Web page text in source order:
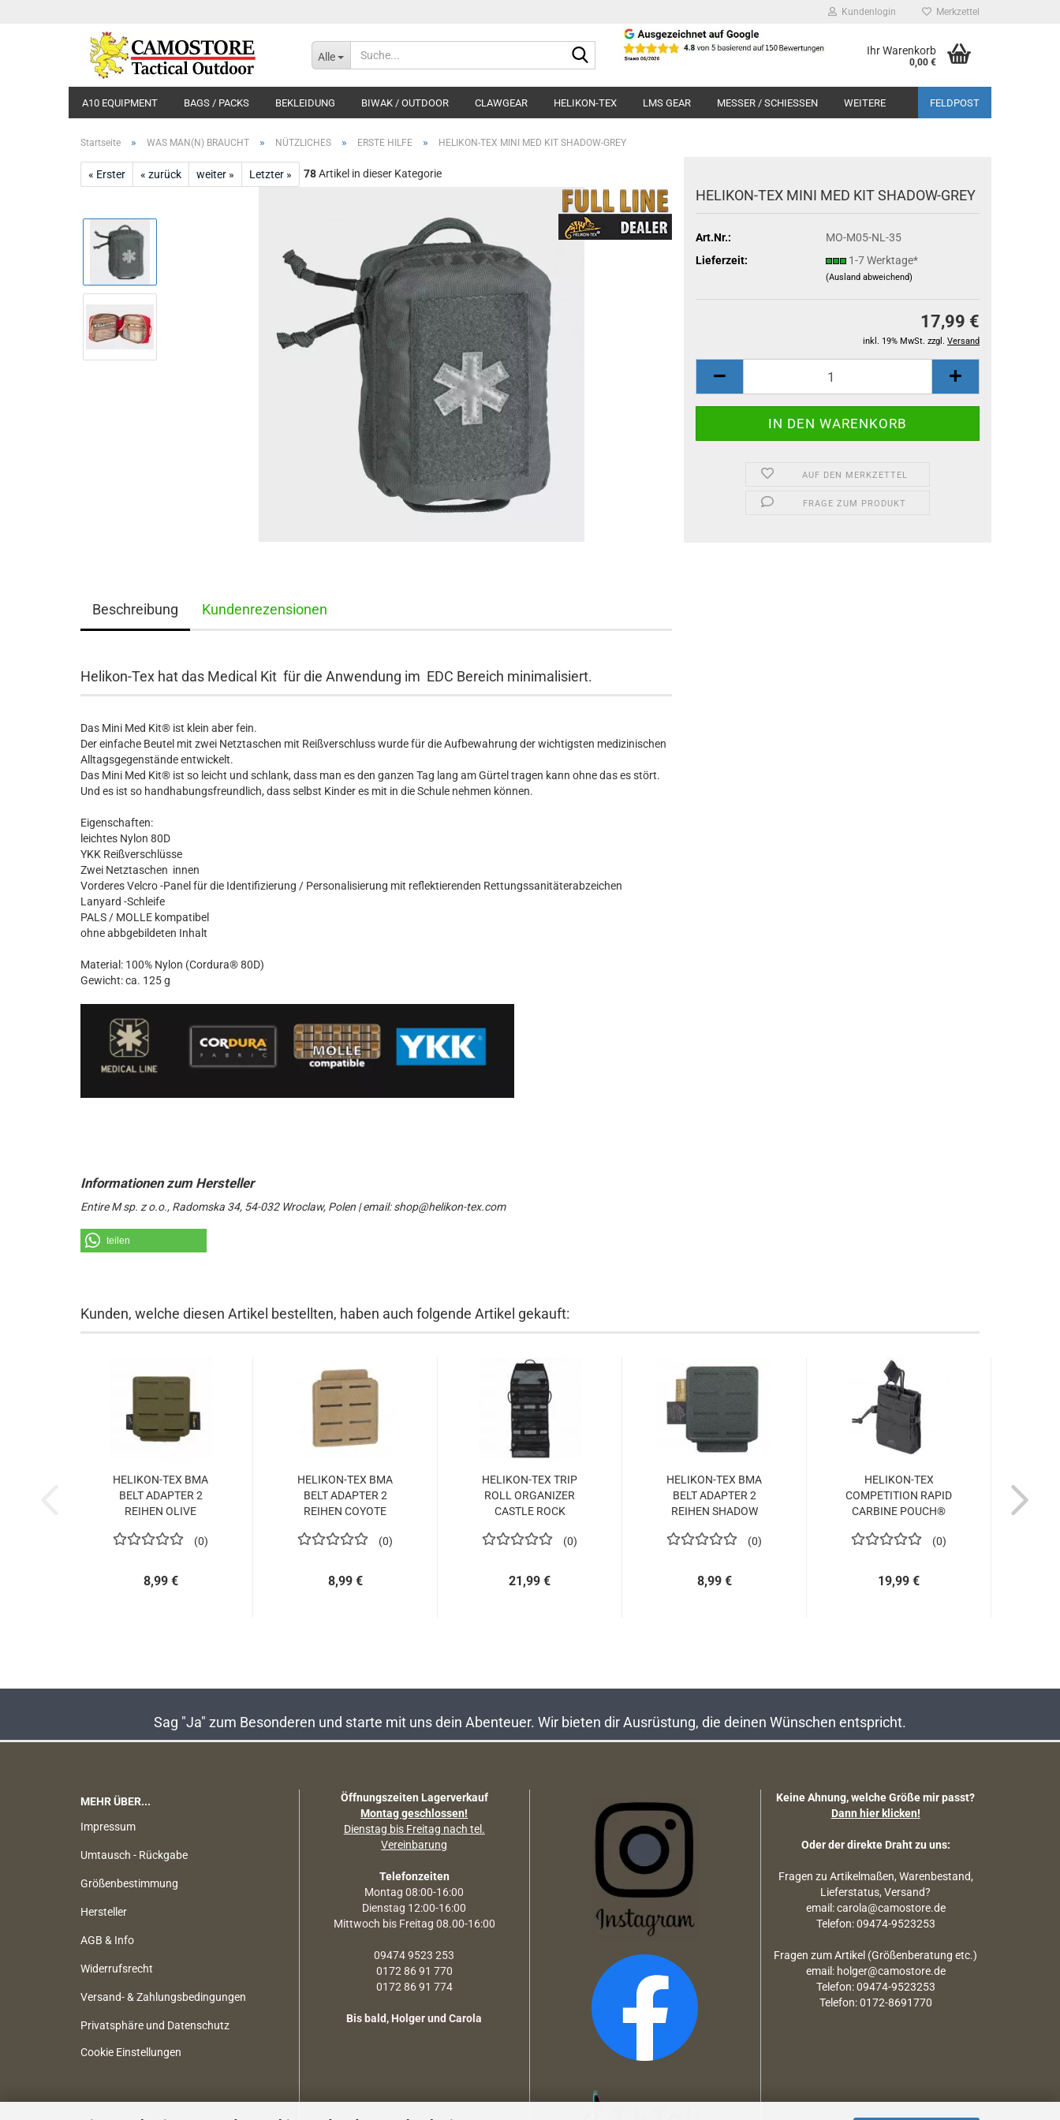
Kundenlogin Merkzettel
Alle
Suche... Ihr Warenkorb
0,00 €
A10 EQUIPMENT BAGS / PACKS BEKLEIDUNG BIWAK / OUTDOOR CLAWGEAR HELIKON-TEX LMS GEAR MESSER / SCHIESSEN FELDPOST
WEITERE
Startseite » WAS MAN(N) BRAUCHT » NÜTZLICHES » ERSTE HILFE » HELIKON-TEX MINI MED KIT SHADOW-GREY
« Erster « zurück weiter » Letzter » 78Artikel in dieser Kategorie
HELIKON-TEX MINI MED KIT SHADOW-GREY
Art.Nr.:
MO-M05-NL-35
Lieferzeit:
1-7 Werktage*
(Ausland abweichend)
17,99 €
inkl. 19% MwSt. zzgl. Versand
AUF DEN MERKZETTEL
FRAGE ZUM PRODUKT
Beschreibung Kundenrezensionen
Helikon-Tex hat das Medical Kit für die Anwendung im EDC Bereich minimalisiert.
Das Mini Med Kit® ist klein aber fein.
Der einfache Beutel mit zwei Netztaschen mit Reißverschluss wurde für die Aufbewahrung der wichtigsten medizinischen
Alltagsgegenstände entwickelt.
Das Mini Med Kit® ist so leicht und schlank, dass man es den ganzen Tag lang am Gürtel tragen kann ohne das es stört.
Und es ist so handhabungsfreundlich, dass selbst Kinder es mit in die Schule nehmen können.
Eigenschaften:
leichtes Nylon 80D
YKK Reißverschlüsse
Zwei Netztaschen innen
Vorderes Velcro -Panel für die Identifizierung / Personalisierung mit reflektierenden Rettungssanitäterabzeichen
Lanyard -Schleife
PALS / MOLLE kompatibel
ohne abbgebildeten Inhalt
Material: 100% Nylon (Cordura® 80D)
Gewicht: ca. 125 g
Entire M sp. z o.o., Radomska 34, 54-032 Wroclaw, Polen | email: shop@helikon-tex.com
teilen
Kunden, welche diesen Artikel bestellten, haben auch folgende Artikel gekauft:
HELIKON-TEX BMA
BELT ADAPTER 2
REIHEN OLIVE
0
8,99 €
HELIKON-TEX BMA
BELT ADAPTER 2
REIHEN COYOTE
0
8,99 €
HELIKON-TEX TRIP
ROLL ORGANIZER
CASTLE ROCK
0
21,99 €
HELIKON-TEX BMA
BELT ADAPTER 2
REIHEN SHADOW
0
8,99 €
HELIKON-TEX
COMPETITION RAPID
CARBINE POUCH®
0
19,99 €
Sag "Ja" zum Besonderen und starte mit uns dein Abenteuer. Wir bieten dir Ausrüstung, die deinen Wünschen entspricht.
MEHR ÜBER...
Impressum
Umtausch - Rückgabe
Größenbestimmung
Hersteller
AGB & Info
Widerrufsrecht
Versand- & Zahlungsbedingungen
Privatsphäre und Datenschutz
Cookie Einstellungen
Öffnungszeiten Lagerverkauf
Montag geschlossen!
Dienstag bis Freitag nach tel.
Vereinbarung
Telefonzeiten
Montag 08:00-16:00
Dienstag 12:00-16:00
Mittwoch bis Freitag 08.00-16:00
09474 9523 253
0172 86 91 770
0172 86 91 774
Bis bald, Holger und Carola
Keine Ahnung, welche Größe mir passt?
Dann hier klicken!
Oder der direkte Draht zu uns:
Fragen zu Artikelmaßen, Warenbestand,
Lieferstatus, Versand?
email: carola@camostore.de
Telefon: 09474-9523253
Fragen zum Artikel (Größenberatung etc.)
email: holger@camostore.de
Telefon: 09474-9523253
Telefon: 0172-8691770